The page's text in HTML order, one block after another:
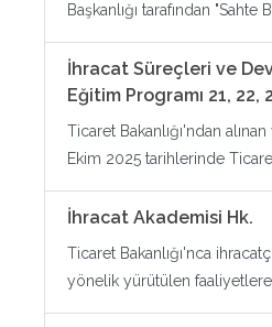
Başkanlığı tarafından "Sahte
İhracat Süreçleri ve
Eğitim Programı 21, 22,
Ticaret Bakanlığı'ndan
Ekim 2025 tarihlerinde Ticaret
İhracat Akademisi Hk.
Ticaret Bakanlığı'nca
yönelik yürütülen faaliyetlere